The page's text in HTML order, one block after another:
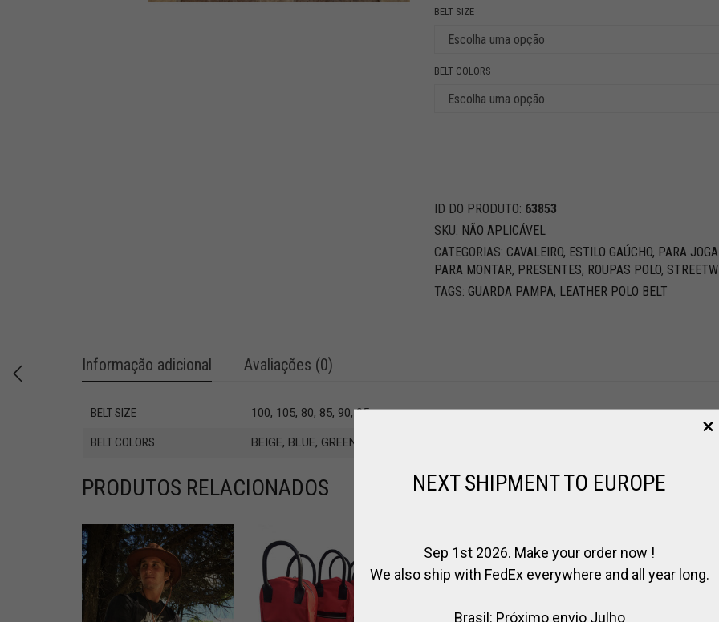
BELT SIZE
BELT COLORS
ID DO PRODUTO: 63853
SKU: NÃO APLICÁVEL
CATEGORIAS: CAVALEIRO, ESTILO GAÚCHO, PARA
PARA MONTAR, PRESENTES, ROUPAS POLO,
TAGS: GUARDA PAMPA, LEATHER POLO BELT
Informação adicional Avaliações (0)
BELT SIZE 100, 105, 80, 85, 90, 95
BELT COLORS BEIGE, BLUE, GREEN, BEIGE AND RED, PINK AND BLUE
PRODUTOS RELACIONADOS NEXT SHIPMENT TO EUROPE
Sep 1st 2026. Make your order now !
We also ship with FedEx everywhere and all year long.
Brasil: Próximo envio Julho